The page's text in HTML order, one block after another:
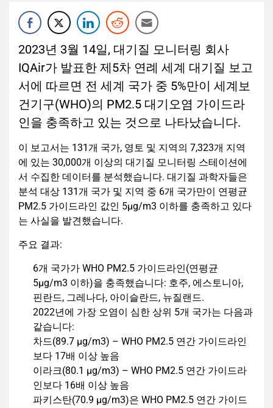
2023년 3월 14일, 대기질 모니터링 회사
IQAir가 발표한 제5차 연례 세계 대기질 보고
서에 따르면 전 세계 국가 중 5%만이 세계보
건기구(WHO)의 PM2.5 대기오염 가이드라
인을 충족하고 있는 것으로 나타났습니다.
이 보고서는 131개 국가, 영토 및 지역의 7,323개 지역
에 있는 30,000개 이상의 대기질 모니터링 스테이션에
서 수집한 데이터를 분석했습니다. 대기질 과학자들은
분석 대상 131개 국가 및 지역 중 6개 국가만이 연평균
PM2.5 가이드라인 값인 5µg/m3 이하를 충족하고 있다
는 사실을 발견했습니다.
주요 결과:
6개 국가가 WHO PM2.5 가이드라인(연평균
5µg/m3 이하)을 충족했습니다: 호주, 에스토니아,
핀란드, 그레나다, 아이슬란드, 뉴질랜드.
2022년에 가장 오염이 심한 상위 5개 국가는 다음과
같습니다:
차드(89.7 µg/m3) – WHO PM2.5 연간 가이드라인
보다 17배 이상 높음
이라크(80.1 µg/m3) – WHO PM2.5 연간 가이드라
인보다 16배 이상 높음
파키스탄(70.9 µg/m3)은 WHO PM2.5 연간 가이드